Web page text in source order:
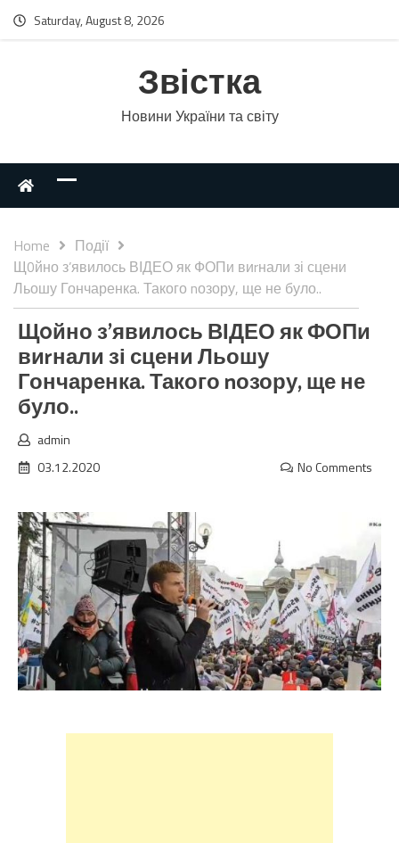
Saturday, August 8, 2026
Звістка
Новини України та світу
Home
Події
Щ0йно з’явилось ВІДЕО як ФОПи виrнали зі сцени
Льошу Гончаренка. Такого nозору, ще не було..
Щ0йно з’явилось ВІДЕО як ФОПи
виrнали зі сцени Льошу
Гончаренка. Такого nозору, ще не
було..
admin
03.12.2020
No Comments